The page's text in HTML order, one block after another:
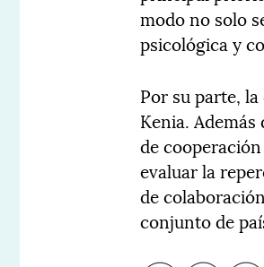
modo no solo
psicológica y
Por su parte,
Kenia.
de
evaluar la
de
conjunto de